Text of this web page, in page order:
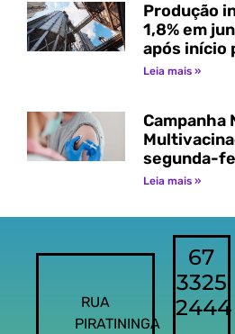
Produção
1,8% em
após início
Leia mais »
Campanha
segunda-
Leia mais »
RUA
PIRATININGA
67
3325
2444